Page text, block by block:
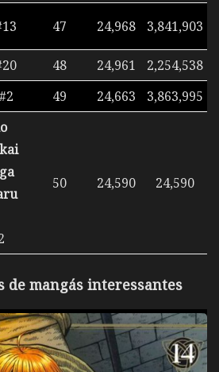
47 24,968 3,841,903
48 24,961
2,254,538
49 24,663
3,863,995
50 24,590 24,590
de mangás interessantes